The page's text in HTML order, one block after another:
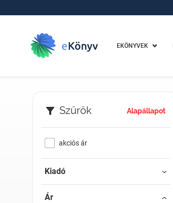
EKÖNYVEK
Szűrők Alapállapot
akciós ár
Kiadó
Ár